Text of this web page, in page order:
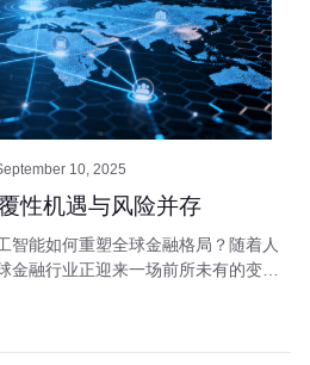
10, 2025
性机遇与风险并存
智能如何重塑全球金融格局？随着人
金融行业正迎来一场前所未有的变
式。然而，这场变革并非一帆风顺，